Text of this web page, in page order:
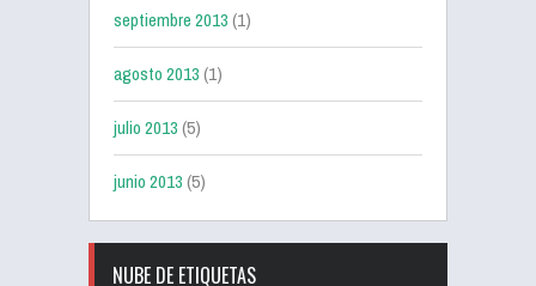
septiembre 2013(1)
agosto 2013(1)
julio 2013(5)
junio 2013(5)
NUBE DE ETIQUETAS